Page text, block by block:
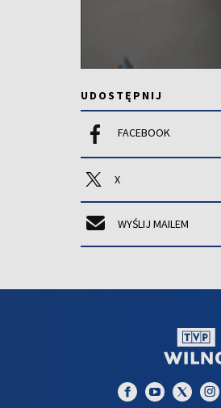
UDOSTĘPNIJ
FACEBOOK
X
WYŚLIJ MAILEM